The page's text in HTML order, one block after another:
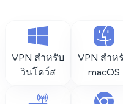
VPN สำหรับ
วินโดว์ส
VPN สำห
macOS